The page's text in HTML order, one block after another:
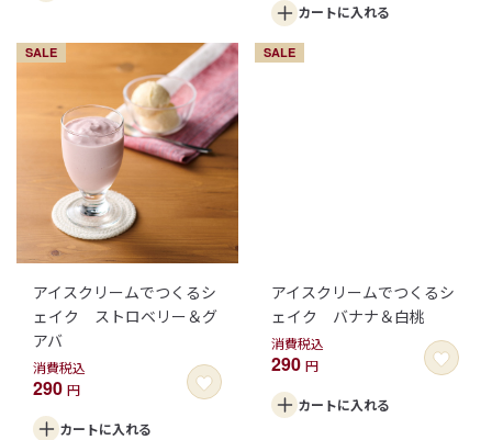
カートに入れる
SALE
アイスクリームでつくるシ
ェイク ストロベリー＆グ
アバ
消費税込
290 円
カートに入れる
SALE
アイスクリームでつくるシ
ェイク バナナ＆白桃
消費税込
290 円
カートに入れる